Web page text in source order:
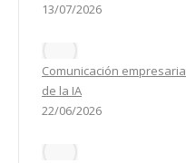
13/07/2026
Comunicación
de la IA
22/06/2026